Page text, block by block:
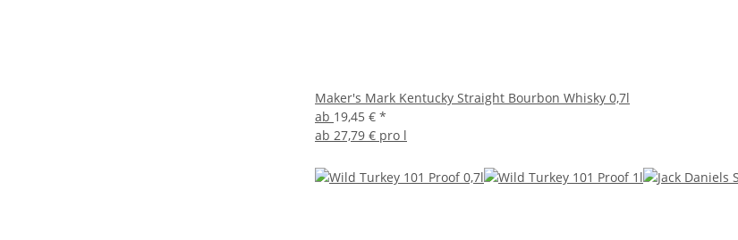
Maker's Mark Kentucky Straight Bourbon Whisky 0,7l
ab 19,45 € *
ab 27,79 € pro l